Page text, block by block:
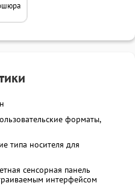
форматы,
типа носителя для
сенсорная панель
интерфейсом